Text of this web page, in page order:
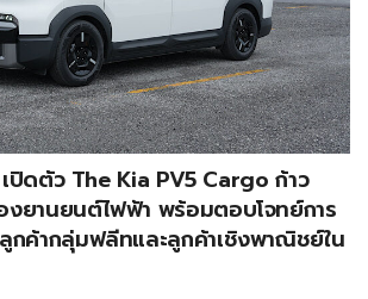
เปิดตัว The Kia PV5 Cargo ก้าว
ยานยนต์ไฟฟ้า พร้อมตอบโจทย์การ
กค้ากลุ่มฟลีทและลูกค้าเชิงพาณิชย์ใน